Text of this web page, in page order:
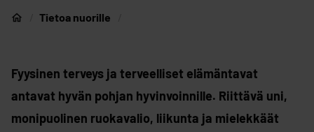
Nuorten Oulu
Tietoa nuorille
Fyysinen terveys ja terveelliset elämäntavat
antavat hyvän pohjan hyvinvoinnille. Riittävä uni,
monipuolinen ruokavalio, liikunta ja mielekkäät